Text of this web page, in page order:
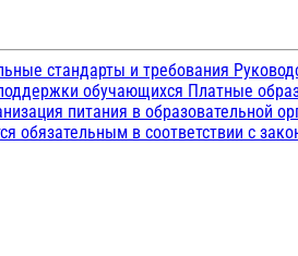
стандарты и требования
обучающихся Платные
питания в образовательной
обязательным в соответствии с